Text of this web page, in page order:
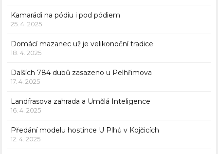
Kamarádi na pódiu i pod pódiem
25. 4. 2025
Domácí mazanec už je velikonoční tradice
18. 4. 2025
Dalších 784 dubů zasazeno u Pelhřimova
17. 4. 2025
Landfrasova zahrada a Umělá Inteligence
16. 4. 2025
Předání modelu hostince U Plhů v Kojčicích
12. 4. 2025